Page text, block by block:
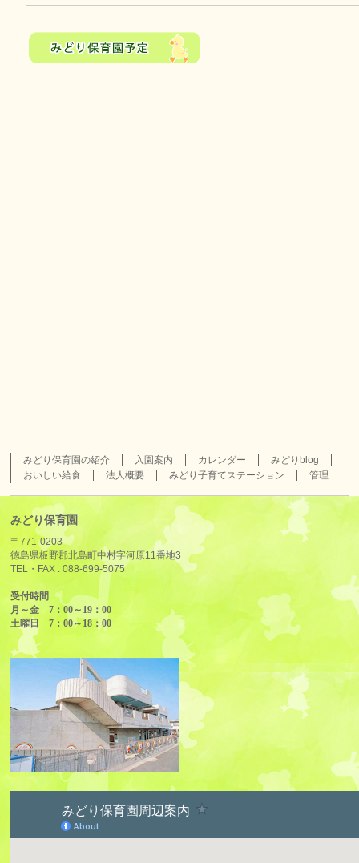
みどり保育園の紹介 入園案内 カレンダー
みどりblog
おいしい給食
法人概要 みどり子育てステーション 管理
みどり保育園
〒771-0203
徳島県板野郡北島町中村字河原11番地3
TEL・FAX :088-699-5075
受付時間
月～金 7：00～19：00
土曜日 7：00～18：00